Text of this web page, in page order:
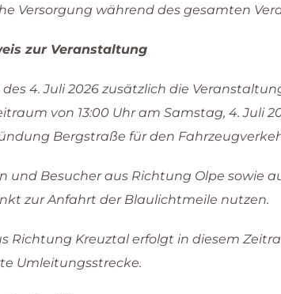
Versorgung während des gesamten
zur Veranstaltung
4. Juli 2026 zusätzlich die
von 13:00 Uhr am Samstag, 4. Juli
Bergstraße für den
und Besucher aus Richtung Olpe sowie
zur Anfahrt der Blaulichtmeile nutzen.
Richtung Kreuztal erfolgt in diesem
Umleitungsstrecke.